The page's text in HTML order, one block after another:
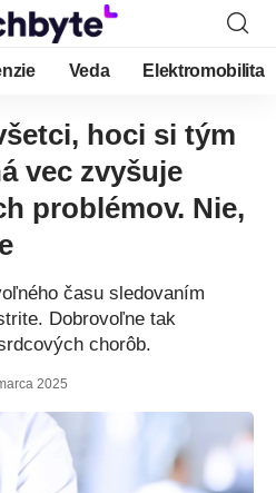
Veda Elektromobilita
hoci si tým
vec zvyšuje
problémov. Nie,
času sledovaním
Dobrovoľne tak
chorôb.
2025